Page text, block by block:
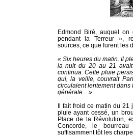
Edmond Biré, auquel
pendant la Terreur »,
sources, ce que furent les
« Six heures du matin. Il
la nuit du 20 au 21
continua. Cette pluie
qui, la veille, couvrait
circulaient lentement dans
générale... »
Il fait froid ce matin du 21
pluie ayant cessé, un
Place de la Révolution,
Concorde, le
suffisamment tôt les